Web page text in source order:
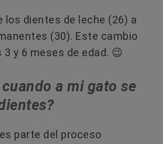
los dientes de leche (26) a
(30). Este cambio
y 6 meses de edad. 😉
a mi gato se
parte del proceso